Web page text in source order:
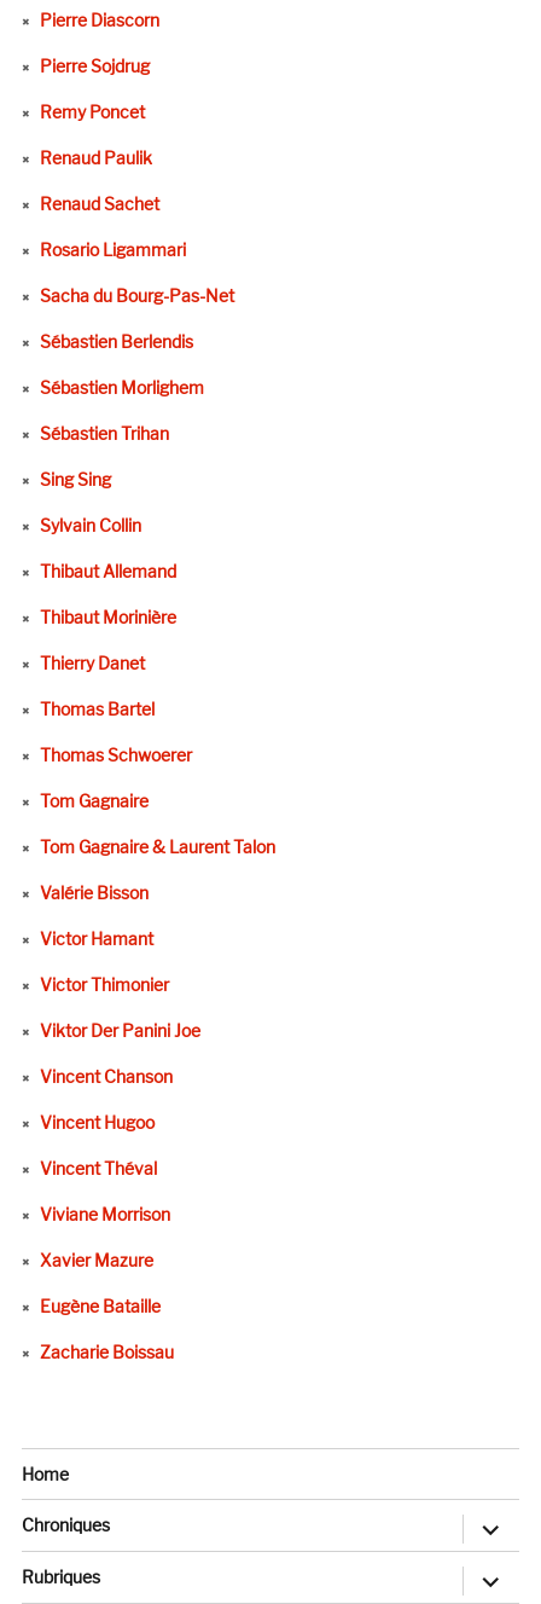
Pierre Diascorn
Pierre Sojdrug
Remy Poncet
Renaud Paulik
Renaud Sachet
Rosario Ligammari
Sacha du Bourg-Pas-Net
Sébastien Berlendis
Sébastien Morlighem
Sébastien Trihan
Sing Sing
Sylvain Collin
Thibaut Allemand
Thibaut Morinière
Thierry Danet
Thomas Bartel
Thomas Schwoerer
Tom Gagnaire
Tom Gagnaire & Laurent Talon
Valérie Bisson
Victor Hamant
Victor Thimonier
Viktor Der Panini Joe
Vincent Chanson
Vincent Hugoo
Vincent Théval
Viviane Morrison
Xavier Mazure
Eugène Bataille
Zacharie Boissau
Home
Chroniques
ouvrir
le
sous-
menu
Rubriques
ouvrir